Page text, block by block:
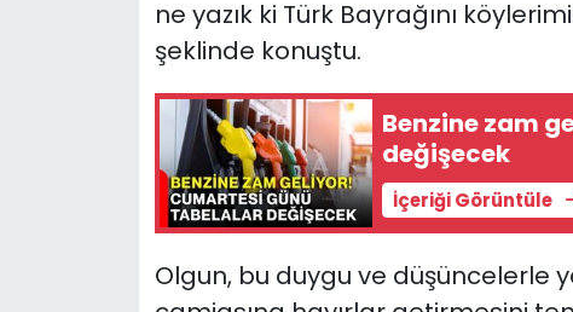
ne yazık ki Türk Bayrağını
şeklinde konuştu.
Benzine zam
değişecek
İçeriği Görüntüle
Olgun, bu duygu ve düşüncelerle